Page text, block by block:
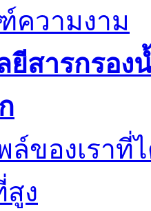
วามงาม
ยีสารกรอ
ล์ของเรา
ง